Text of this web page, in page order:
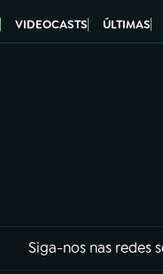
VIDEOCASTS ÚLTIMAS
Siga-nos nas redes